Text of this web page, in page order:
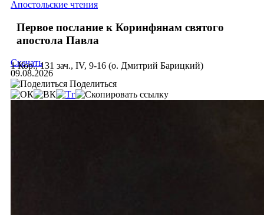
Апостольские чтения
Первое послание к Коринфянам святого
апостола Павла
1 Кор., 131 зач., IV, 9-16 (о. Дмитрий Барицкий)
Скачать
09.08.2026
Поделиться